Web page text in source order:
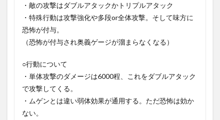
・敵の攻撃はダブルアタックかトリプルアタック
・特殊行動は攻撃強化や多段or全体攻撃。そして味方に
恐怖が付与。
（恐怖が付与され奥義ゲージが溜まらなくなる）
○行動について
・単体攻撃のダメージは6000程、これをダブルアタック
で攻撃してくる。
・ムゲンとは違い弱体効果が通用する。ただ恐怖は効か
ない。